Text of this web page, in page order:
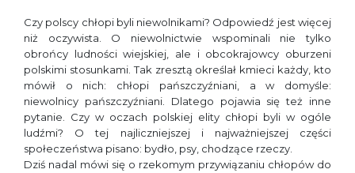
Czy polscy chłopi byli niewolnikami? Odpowiedź jest więcej
niż oczywista. O niewolnictwie wspominali nie tylko
obrońcy ludności wiejskiej, ale i obcokrajowcy oburzeni
polskimi stosunkami. Tak zresztą określał kmieci każdy, kto
mówił o nich: chłopi pańszczyźniani, a w domyśle:
niewolnicy pańszczyźniani. Dlatego pojawia się też inne
pytanie. Czy w oczach polskiej elity chłopi byli w ogóle
ludźmi? O tej najliczniejszej i najważniejszej części
społeczeństwa pisano: bydło, psy, chodzące rzeczy.
Dziś nadal mówi się o rzekomym przywiązaniu chłopów do